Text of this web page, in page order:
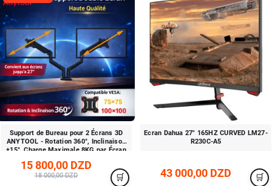
Support de Bureau pour 2 Écrans 3D
ANYTOOL - Rotation 360°, Inclinaison
±15°, Charge Maximale 8KG par Écran
15 800,00 DZD
18 000,00 DZD
Ecran Dahua 27" 165HZ CURVED LM27-
R230C-A5
43 000,00 DZD